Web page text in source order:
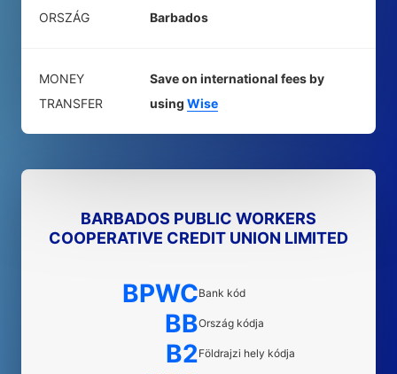
ORSZÁG Barbados
MONEY
TRANSFER
Save on international fees by
using Wise
BARBADOS PUBLIC WORKERS
COOPERATIVE CREDIT UNION LIMITED
BPWCBank kód
BBOrszág kódja
B2Földrajzi hely kódja